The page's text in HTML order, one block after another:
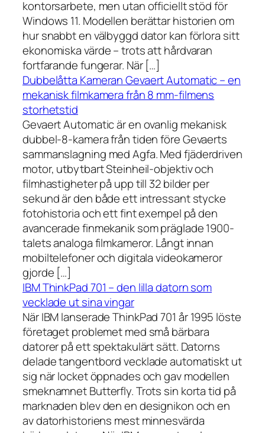
kontorsarbete, men utan officiellt stöd för
Windows 11. Modellen berättar historien om
hur snabbt en välbyggd dator kan förlora sitt
ekonomiska värde – trots att hårdvaran
fortfarande fungerar. När […]
Dubbelåtta Kameran Gevaert Automatic – en
mekanisk filmkamera från 8 mm-filmens
storhetstid
Gevaert Automatic är en ovanlig mekanisk
dubbel-8-kamera från tiden före Gevaerts
sammanslagning med Agfa. Med fjäderdriven
motor, utbytbart Steinheil-objektiv och
filmhastigheter på upp till 32 bilder per
sekund är den både ett intressant stycke
fotohistoria och ett fint exempel på den
avancerade finmekanik som präglade 1900-
talets analoga filmkameror. Långt innan
mobiltelefoner och digitala videokameror
gjorde […]
IBM ThinkPad 701 – den lilla datorn som
vecklade ut sina vingar
När IBM lanserade ThinkPad 701 år 1995 löste
företaget problemet med små bärbara
datorer på ett spektakulärt sätt. Datorns
delade tangentbord vecklade automatiskt ut
sig när locket öppnades och gav modellen
smeknamnet Butterfly. Trots sin korta tid på
marknaden blev den en designikon och en
av datorhistoriens mest minnesvärda